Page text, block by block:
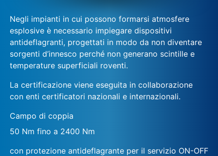
Negli impianti in cui possono formarsi atmosfere
esplosive è necessario impiegare dispositivi
antideflagranti, progettati in modo da non diventare
sorgenti d’innesco perché non generano scintille e
temperature superficiali roventi.
La certificazione viene eseguita in collaborazione
con enti certificatori nazionali e internazionali.
Campo di coppia
50 Nm fino a 2400 Nm
con protezione antideflagrante per il servizio ON-OFF